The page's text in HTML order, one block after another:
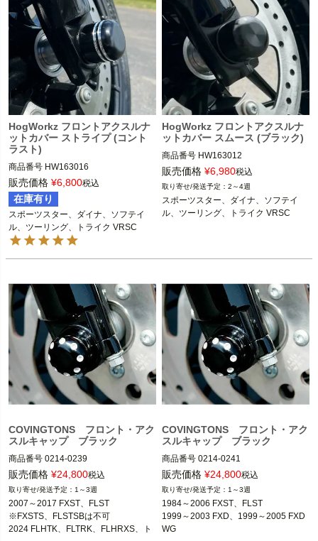
※VRSCR、VRSCF、2012 VRSCDX
は不可
Harley Davidson（ハーレー ダビッド
ソン）
※VRSCR、VRSCF、VRSCDXは不可
Drag Specialties（ドラッグスペシャ
リティーズ）
HogWorkz フロントアクスルナ
ットカバー ストライプ (コント
ラスト)
商品番号 HW163016
販売価格 ¥6,800税込
在庫有り
スポーツスター、ダイナ、ソフテイ
ル、ツーリング、トライク VRSC
HogWorkz フロントアクスルナ
ットカバー スムース (ブラック)
商品番号 HW163012
販売価格 ¥6,980税込
2～4週
スポーツスター、ダイナ、ソフテイ
ル、ツーリング、トライク VRSC
COVINGTONS フロント・アク
スルキャップ ブラック
商品番号 0214-0239
2007～2017 FXST、FLST
※FXSTS、FLSTSBは不可
2024 FLHTK、FLTRK、FLHRXS、ト
ライク
2008～2023 ツーリング、トライク
販売価格 ¥24,800税込
1～3週
2007～2017 FXST、FLST
※FXSTS、FLSTSBは不可
2024 FLHTK、FLTRK、FLHRXS、ト
COVINGTONS フロント・アク
スルキャップ ブラック
商品番号 0214-0241
1984～2006 FXST、FLST
1999～2003 FXD、1999～2005 FXD
WG
1986～1999 ツーリング
1988～2007 スポーツスター
販売価格 ¥24,800税込
1～3週
1984～2006 FXST、FLST
1999～2003 FXD、1999～2005 FXD
WG